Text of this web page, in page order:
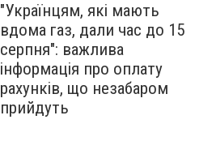
"Українцям, які мають
вдома газ, дали час до 15
серпня": важлива
інформація про оплату
рахунків, що незабаром
прийдуть